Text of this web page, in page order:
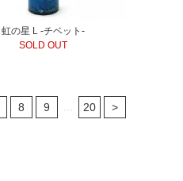
虹の星 L -チベット-
SOLD OUT
8 9 20 >